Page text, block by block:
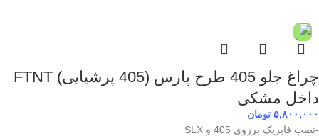
چراغ جلو 405 طرح پارس (405 پرشیایی) FTNT
داخل مشکی
۵,۸۰۰,۰۰۰ تومان
-نصب فابریک برروی 405 و SLX